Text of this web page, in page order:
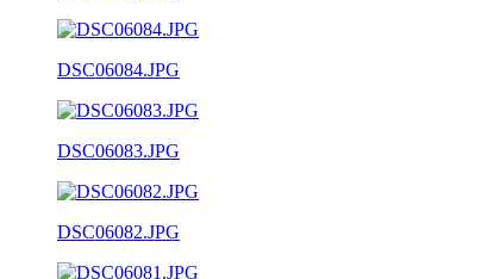
DSC06084.JPG
DSC06083.JPG
DSC06082.JPG